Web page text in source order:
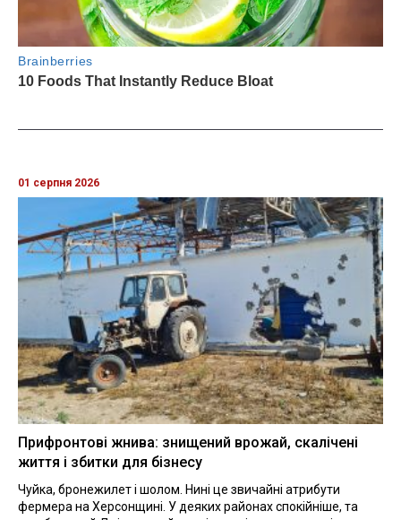
01 серпня 2026
Прифронтові жнива: знищений врожай, скалічені
життя і збитки для бізнесу
Чуйка, бронежилет і шолом. Нині це звичайні атрибути
фермера на Херсонщині. У деяких районах спокійніше, та